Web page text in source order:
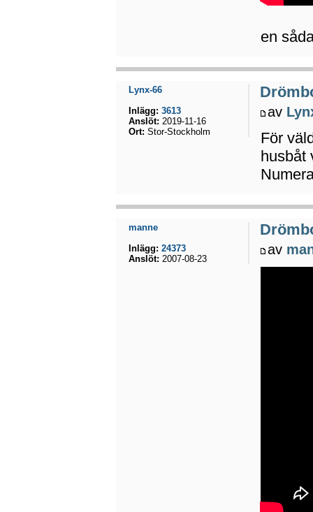
en
av
För
husbåt
Lynx-66
Inlägg: 3613
Anslöt: 2019-11-16
Ort: Stor-Stockholm
av
manne
Inlägg: 24373
Anslöt: 2007-08-23